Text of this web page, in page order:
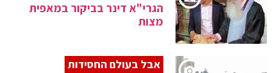
הגרי"א דינר בביקור במאפית
מצות
אבל בעולם החסידות